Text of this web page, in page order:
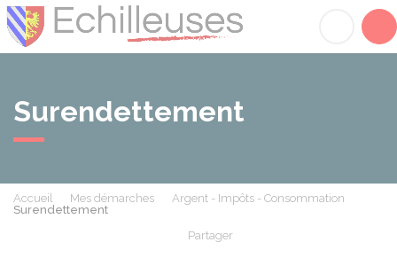
Surendettement
Accueil Mes démarches
Argent - Impôts - Consommation
Surendettement
Partager